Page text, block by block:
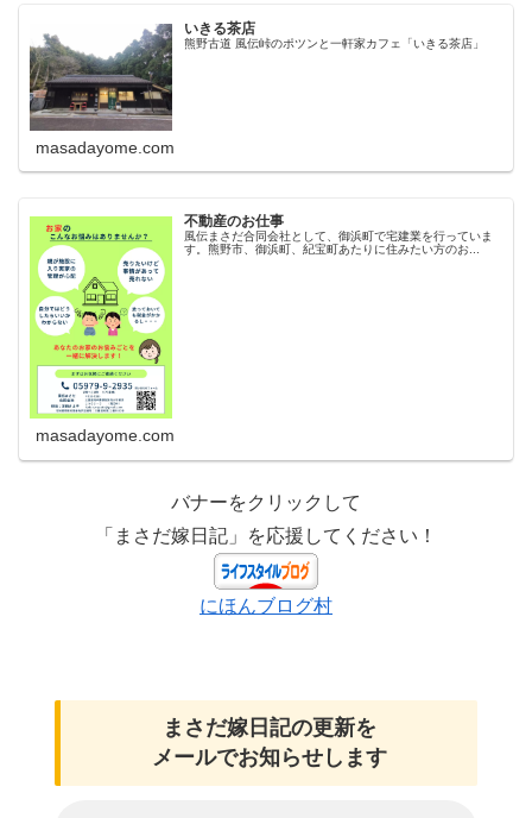
いきる茶店
熊野古道 風伝峠のポツンと一軒家カフェ「いきる茶店」
masadayome.com
不動産のお仕事
風伝まさだ合同会社として、御浜町で宅建業を行っていま
す。熊野市、御浜町、紀宝町あたりに住みたい方のお...
masadayome.com
バナーをクリックして
「まさだ嫁日記」を応援してください！
にほんブログ村
まさだ嫁日記の更新を
メールでお知らせします